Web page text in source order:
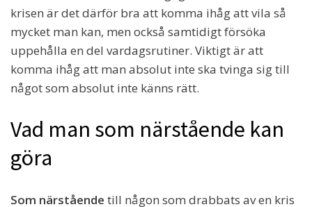
krisen är det därför bra att komma ihåg att vila så
mycket man kan, men också samtidigt försöka
uppehålla en del vardagsrutiner. Viktigt är att
komma ihåg att man absolut inte ska tvinga sig till
något som absolut inte känns rätt.
Vad man som närstående kan
göra
Som närstående till någon som drabbats av en kris